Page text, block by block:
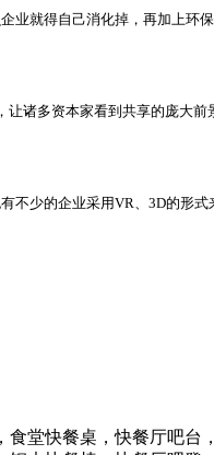
就得自己消化掉，再加上环
诸多资本家看到共享的庞大
少的企业采用VR、3D的形
堂快餐桌，快餐厅吧台